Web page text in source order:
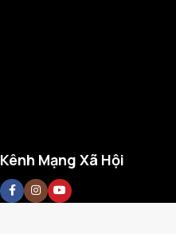
Kênh Mạng Xã Hội